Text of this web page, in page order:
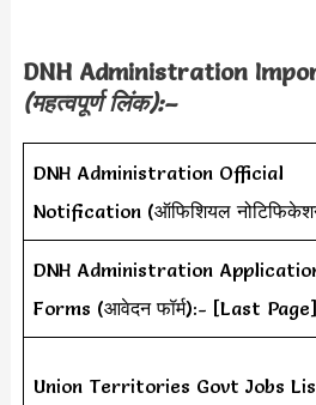
DNH Administration
(महत्वपूर्ण लिंक):–
DNH Administration Official
Notification (ऑफिशियल
DNH Administration
Forms (आवेदन फॉर्म):- [Last Page]
Union Territories Govt Jobs